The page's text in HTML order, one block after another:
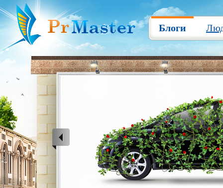
Блоги